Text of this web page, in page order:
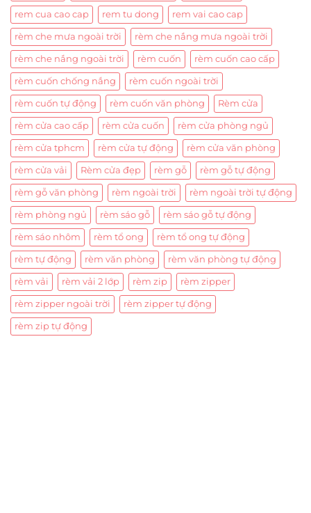
rem cua cao cap rem tu dong rem vai cao cap
rèm che mưa ngoài trời rèm che nắng mưa ngoài trời
rèm che nắng ngoài trời rèm cuốn rèm cuốn cao cấp
rèm cuốn chống nắng rèm cuốn ngoài trời
rèm cuốn tự động rèm cuốn văn phòng Rèm cửa
rèm cửa cao cấp rèm cửa cuốn rèm cửa phòng ngủ
rèm cửa tphcm rèm cửa tự động rèm cửa văn phòng
rèm cửa vải Rèm cửa đẹp rèm gỗ rèm gỗ tự động
rèm gỗ văn phòng rèm ngoài trời rèm ngoài trời tự động
rèm phòng ngủ rèm sáo gỗ rèm sáo gỗ tự động
rèm sáo nhôm rèm tổ ong rèm tổ ong tự động
rèm tự động rèm văn phòng rèm văn phòng tự động
rèm vải rèm vải 2 lớp rèm zip rèm zipper
rèm zipper ngoài trời rèm zipper tự động
rèm zip tự động